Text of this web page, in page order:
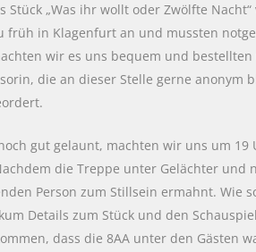
Stück „Was ihr wollt oder Zwölfte
früh in Klagenfurt an und mussten
wir es uns bequem und bestellten
die an dieser Stelle gerne
gut gelaunt, machten wir uns um
die Treppe unter Gelächter
Person zum Stillsein ermahnt. Wie
Details zum Stück und den
dass die 8AA unter den Gästen